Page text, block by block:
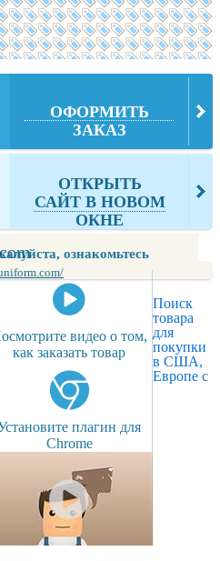
ОФОРМИТЬ
ЗАКАЗ
ОТКРЫТЬ
САЙТ В НОВОМ
ОКНЕ
ознакомьтесь
видео о том,
как заказать товар
плагин для
Chrome
Поиск
товара
для
покупки
в США,
Европе с